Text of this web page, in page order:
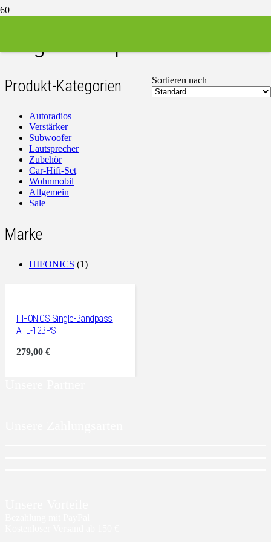
Sortieren nach
Produkt-Kategorien
Autoradios
Verstärker
Subwoofer
Lautsprecher
Zubehör
Car-Hifi-Set
Wohnmobil
Allgemein
Sale
Marke
HIFONICS (1)
HIFONICS Single-Bandpass
ATL-12BPS
279,00€